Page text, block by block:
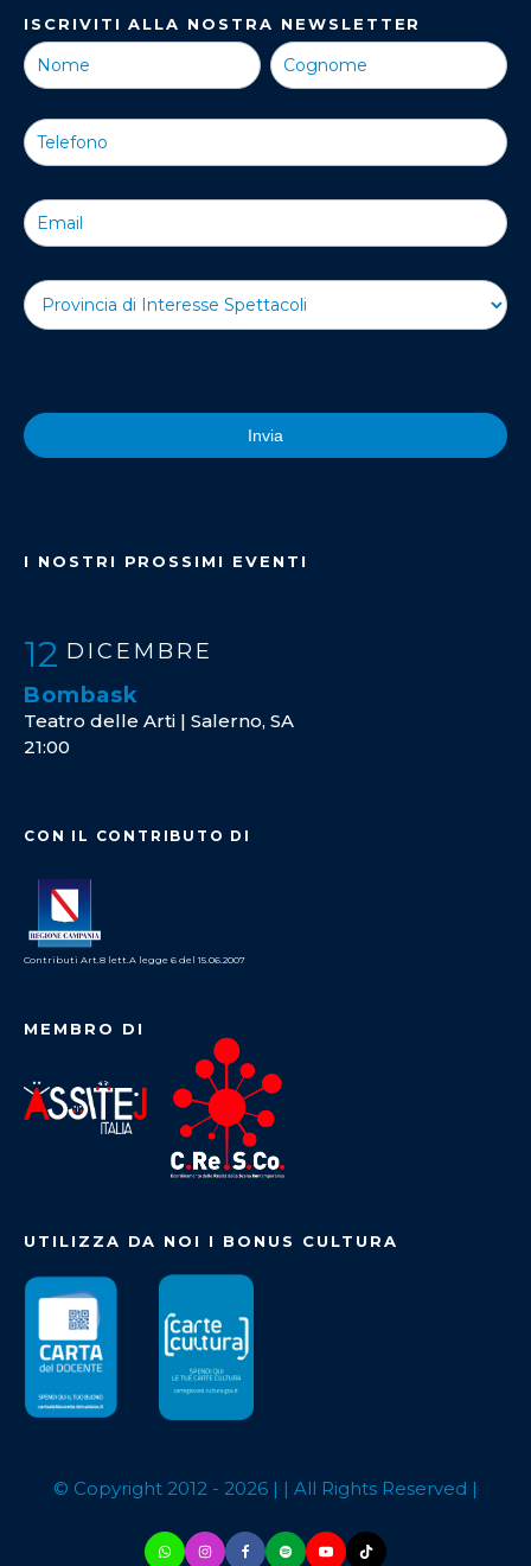
ISCRIVITI ALLA NOSTRA NEWSLETTER
Iscriviti alla
Invia
I NOSTRI PROSSIMI EVENTI
12 DICEMBRE
Bombask
Teatro delle Arti | Salerno, SA
21:00
CON IL CONTRIBUTO DI
Contributi Art.8 lett.A legge 6 del 15.06.2007
MEMBRO DI
UTILIZZA DA NOI I BONUS CULTURA
© Copyright 2012 - 2026 | | All Rights Reserved |